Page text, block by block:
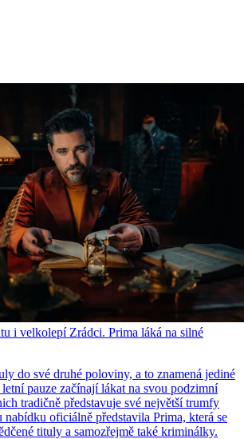
i velkolepí Zrádci. Prima láká na silné
do své druhé poloviny, a to znamená jediné
pauze začínají lákat na svou podzimní
tradičně představuje své největší trumfy
oficiálně představila Prima, která se
tituly a samozřejmě také kriminálky.